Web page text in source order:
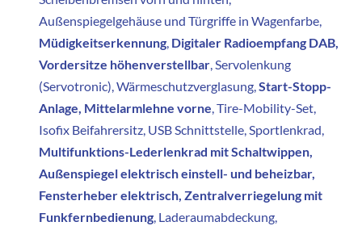
Außenspiegelgehäuse und Türgriffe in Wagenfarbe,
Müdigkeitserkennung, Digitaler Radioempfang DAB,
Vordersitze höhenverstellbar, Servolenkung
(Servotronic), Wärmeschutzverglasung,Start-Stopp-
Anlage, Mittelarmlehne vorne, Tire-Mobility-Set,
Isofix Beifahrersitz, USB Schnittstelle, Sportlenkrad,
Multifunktions-Lederlenkrad mit Schaltwippen,
Außenspiegel elektrisch einstell- und beheizbar,
Fensterheber elektrisch, Zentralverriegelung mit
Funkfernbedienung, Laderaumabdeckung,